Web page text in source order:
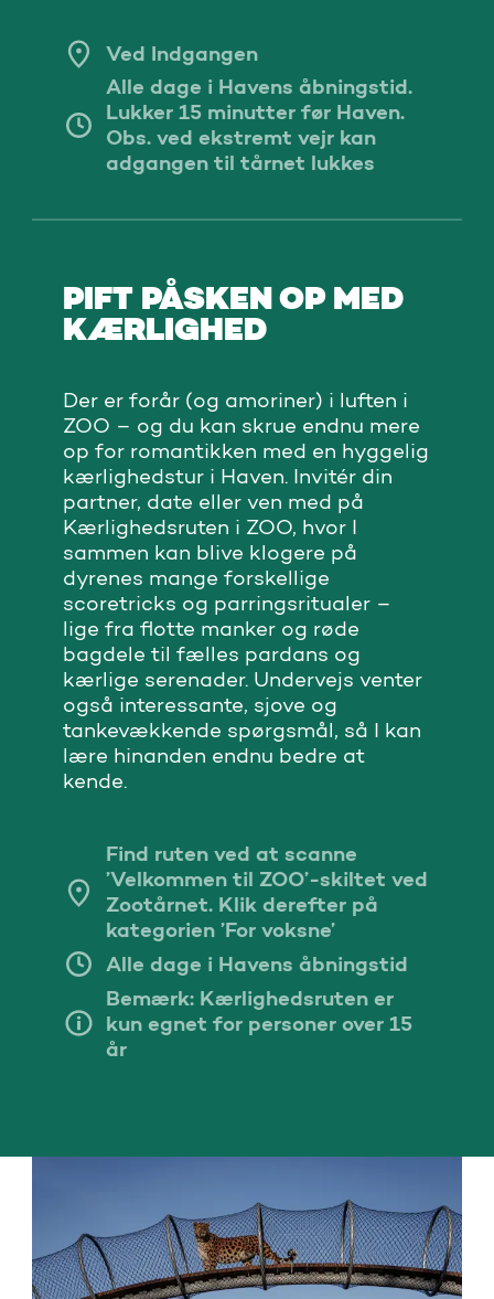
Ved Indgangen
Alle dage i Havens åbningstid.
Lukker 15 minutter før Haven.
Obs. ved ekstremt vejr kan
adgangen til tårnet lukkes
PIFT PÅSKEN OP MED
KÆRLIGHED
Der er forår (og amoriner) i luften i
ZOO – og du kan skrue endnu mere
op for romantikken med en hyggelig
kærlighedstur i Haven. Invitér din
partner, date eller ven med på
Kærlighedsruten i ZOO, hvor I
sammen kan blive klogere på
dyrenes mange forskellige
scoretricks og parringsritualer –
lige fra flotte manker og røde
bagdele til fælles pardans og
kærlige serenader. Undervejs venter
også interessante, sjove og
tankevækkende spørgsmål, så I kan
lære hinanden endnu bedre at
kende.
Find ruten ved at scanne
’Velkommen til ZOO’-skiltet ved
Zootårnet. Klik derefter på
kategorien ’For voksne’
Alle dage i Havens åbningstid
Bemærk: Kærlighedsruten er
kun egnet for personer over 15
år